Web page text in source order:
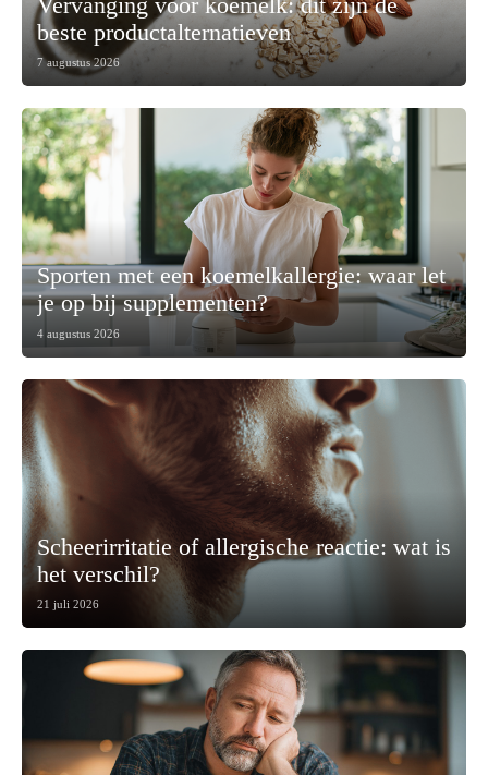
beste productalternatieven
7 augustus 2026
Sporten met een koemelkallergie: waar let
je op bij supplementen?
4 augustus 2026
Scheerirritatie of allergische reactie: wat is
het verschil?
21 juli 2026